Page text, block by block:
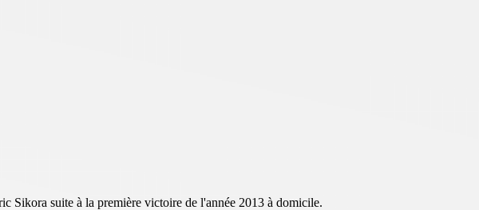
Sikora suite à la première victoire de l'année 2013 à domicile.